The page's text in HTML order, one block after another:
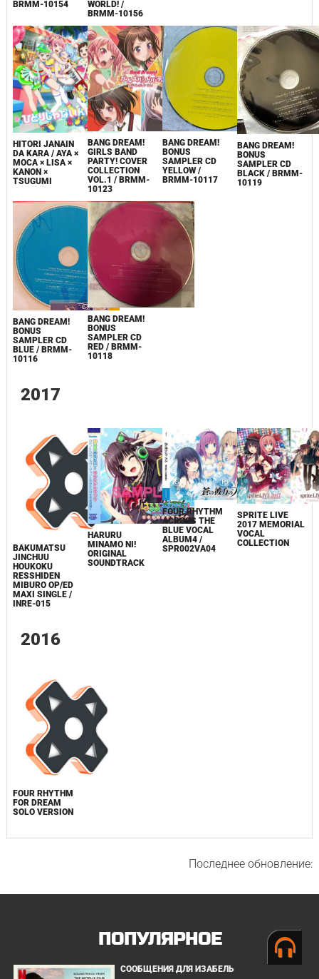
BRMM-10154
WORLD! /
BRMM-10156
HITORI JANAIN
DA KARA / AYA ×
MOCA × LISA ×
KANON ×
TSUGUMI
BANG DREAM!
GIRLS BAND
PARTY! COVER
COLLECTION
VOL.1 / BRMM-
10123
BANG DREAM!
BONUS
SAMPLER CD
YELLOW​ /
BRMM-10117
BANG DREAM!
BONUS
SAMPLER CD
BLACK / BRMM-
10119
BANG DREAM!
BONUS
SAMPLER CD
BLUE / BRMM-
10116
BANG DREAM!
BONUS
SAMPLER CD
RED / BRMM-
10118
2017
BAKUMATSU
JINCHUU
HOUKOKU
RESSHIDEN
MIBURO OP/ED
MAXI SINGLE /
INRE-015
HARURU
MINAMO NI!
ORIGINAL
SOUNDTRACK
FOUR RHYTHM
ACROSS THE
BLUE VOCAL
ALBUM4 /
SPR002VA04
SPRITE LIVE
2017 MEMORIAL
VOCAL
COLLECTION
2016
FOUR RHYTHM
FOR DREAM
SOLO VERSION
Последнее обновление:
ПОПУЛЯРНОЕ
СООБЩЕНИЯ ДЛЯ ИЗАБЕЛЬ